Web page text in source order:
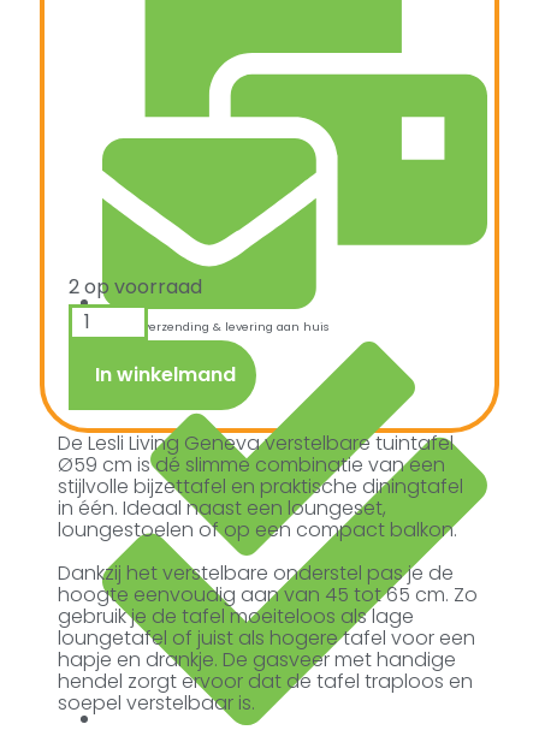
Snelle verzending & levering aan huis
2 op voorraad
In winkelmand
De Lesli Living Geneva verstelbare tuintafel
Ø59 cm is dé slimme combinatie van een
stijlvolle bijzettafel en praktische diningtafel
in één. Ideaal naast een loungeset,
loungestoelen of op een compact balkon.
Dankzij het verstelbare onderstel pas je de
hoogte eenvoudig aan van 45 tot 65 cm. Zo
gebruik je de tafel moeiteloos als lage
loungetafel of juist als hogere tafel voor een
hapje en drankje. De gasveer met handige
hendel zorgt ervoor dat de tafel traploos en
soepel verstelbaar is.